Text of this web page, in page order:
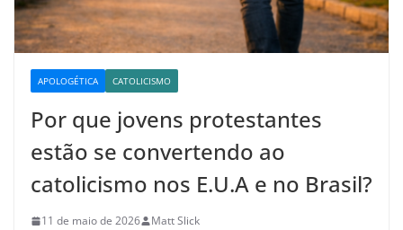
APOLOGÉTICA CATOLICISMO
Por que jovens protestantes
estão se convertendo ao
catolicismo nos E.U.A e no Brasil?
11 de maio de 2026 Matt Slick